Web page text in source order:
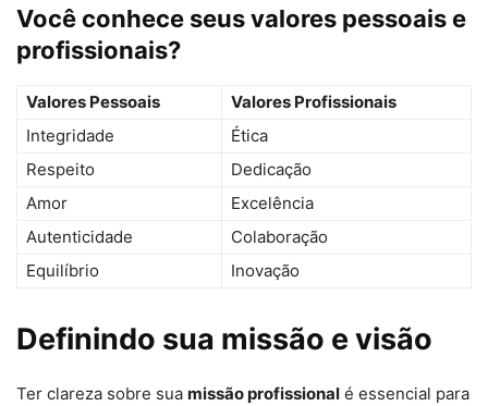
Você conhece seus valores pessoais e
profissionais?
Valores Pessoais
Valores Profissionais
Integridade
Ética
Respeito
Dedicação
Amor
Excelência
Autenticidade
Colaboração
Equilíbrio
Inovação
Definindo sua missão e visão
Ter clareza sobre sua missão profissional é essencial para